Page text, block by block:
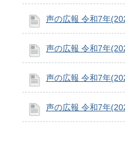
声の広報 令和7年
声の広報 令和7年
声の広報 令和7年
声の広報 令和7年